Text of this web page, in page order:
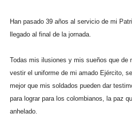
Han pasado 39 años al servicio de mi
llegado al final de la jornada.
Todas mis ilusiones y mis sueños que de
vestir el uniforme de mi amado Ejército,
mejor que mis soldados pueden dar
para lograr para los colombianos, la paz
anhelado.